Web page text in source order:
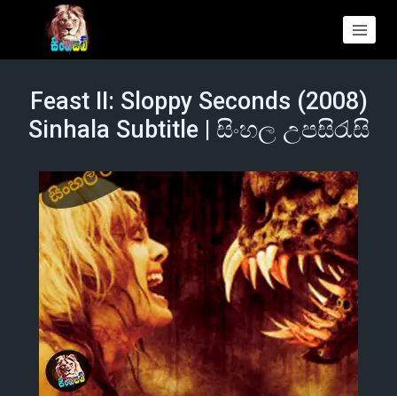
Feast II: Sloppy Seconds (2008)
Sinhala Subtitle | සිංහල උපසිරැසි